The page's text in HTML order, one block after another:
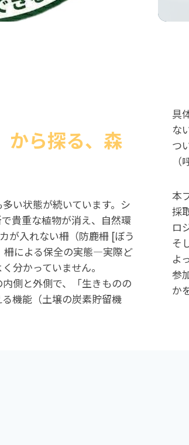
から探る、森
い状態が続いています。シ
貴重な植物が消え、自然環
が入れない柵（防鹿柵 [ぼう
柵による保全の実態—実際ど
分かっていません。
側と外側で、「生きものの
機能（土壌の炭素貯留機
具
な
つ
本
採
ロ
そ
よ
参
か